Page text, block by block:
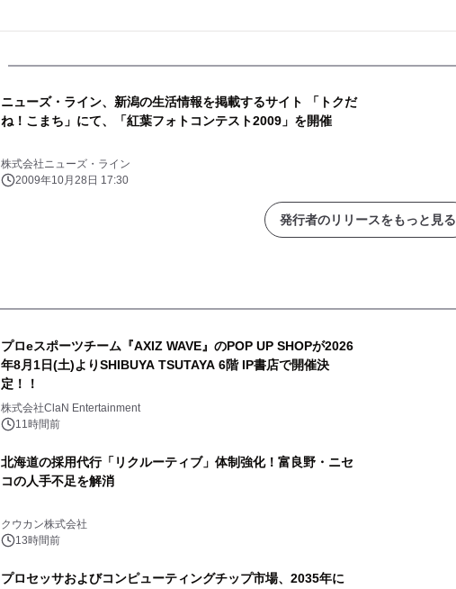
ニューズ・ライン、新潟の生活情報を掲載するサイト 「トクだ
ね！こまち」にて、「紅葉フォトコンテスト2009」を開催
株式会社ニューズ・ライン
2009年10月28日 17:30
発行者のリリースをもっと見る
プロeスポーツチーム『AXIZ WAVE』のPOP UP SHOPが2026
年8月1日(土)よりSHIBUYA TSUTAYA 6階 IP書店で開催決
定！！
株式会社ClaN Entertainment
11時間前
北海道の採用代行「リクルーティブ」体制強化！富良野・ニセ
コの人手不足を解消
クウカン株式会社
13時間前
プロセッサおよびコンピューティングチップ市場、2035年に